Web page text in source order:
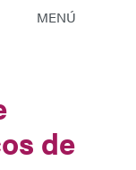
MENÚ
de